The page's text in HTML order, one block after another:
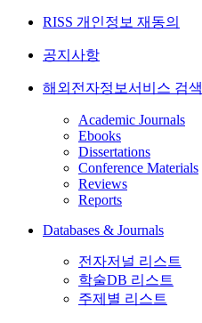
RISS 개인정보 재동의
공지사항
해외전자정보서비스 검색
Academic Journals
Ebooks
Dissertations
Conference Materials
Reviews
Reports
Databases & Journals
전자저널 리스트
학술DB 리스트
주제별 리스트